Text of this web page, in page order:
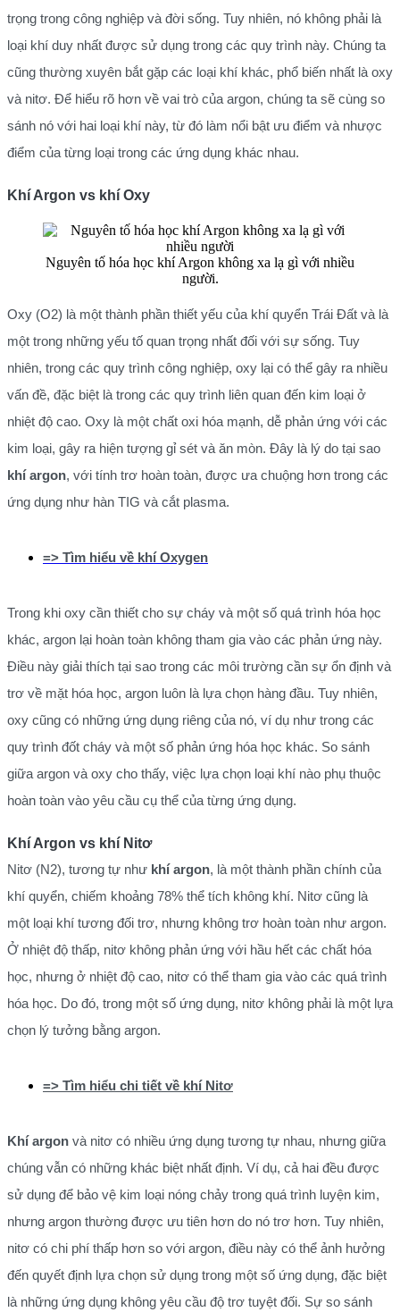
trọng trong công nghiệp và đời sống. Tuy nhiên, nó không phải là
loại khí duy nhất được sử dụng trong các quy trình này. Chúng ta
cũng thường xuyên bắt gặp các loại khí khác, phổ biến nhất là oxy
và nitơ. Để hiểu rõ hơn về vai trò của argon, chúng ta sẽ cùng so
sánh nó với hai loại khí này, từ đó làm nổi bật ưu điểm và nhược
điểm của từng loại trong các ứng dụng khác nhau.
Khí Argon vs khí Oxy
Nguyên tố hóa học khí Argon không xa lạ gì với nhiều
người.
Oxy (O2) là một thành phần thiết yếu của khí quyển Trái Đất và là
một trong những yếu tố quan trọng nhất đối với sự sống. Tuy
nhiên, trong các quy trình công nghiệp, oxy lại có thể gây ra nhiều
vấn đề, đặc biệt là trong các quy trình liên quan đến kim loại ở
nhiệt độ cao. Oxy là một chất oxi hóa mạnh, dễ phản ứng với các
kim loại, gây ra hiện tượng gỉ sét và ăn mòn. Đây là lý do tại sao
khí argon, với tính trơ hoàn toàn, được ưa chuộng hơn trong các
ứng dụng như hàn TIG và cắt plasma.
=> Tìm hiểu về khí Oxygen
Trong khi oxy cần thiết cho sự cháy và một số quá trình hóa học
khác, argon lại hoàn toàn không tham gia vào các phản ứng này.
Điều này giải thích tại sao trong các môi trường cần sự ổn định và
trơ về mặt hóa học, argon luôn là lựa chọn hàng đầu. Tuy nhiên,
oxy cũng có những ứng dụng riêng của nó, ví dụ như trong các
quy trình đốt cháy và một số phản ứng hóa học khác. So sánh
giữa argon và oxy cho thấy, việc lựa chọn loại khí nào phụ thuộc
hoàn toàn vào yêu cầu cụ thể của từng ứng dụng.
Khí Argon vs khí Nitơ
Nitơ (N2), tương tự như khí argon, là một thành phần chính của
khí quyển, chiếm khoảng 78% thể tích không khí. Nitơ cũng là
một loại khí tương đối trơ, nhưng không trơ hoàn toàn như argon.
Ở nhiệt độ thấp, nitơ không phản ứng với hầu hết các chất hóa
học, nhưng ở nhiệt độ cao, nitơ có thể tham gia vào các quá trình
hóa học. Do đó, trong một số ứng dụng, nitơ không phải là một lựa
chọn lý tưởng bằng argon.
=> Tìm hiểu chi tiết về khí Nitơ
Khí argon và nitơ có nhiều ứng dụng tương tự nhau, nhưng giữa
chúng vẫn có những khác biệt nhất định. Ví dụ, cả hai đều được
sử dụng để bảo vệ kim loại nóng chảy trong quá trình luyện kim,
nhưng argon thường được ưu tiên hơn do nó trơ hơn. Tuy nhiên,
nitơ có chi phí thấp hơn so với argon, điều này có thể ảnh hưởng
đến quyết định lựa chọn sử dụng trong một số ứng dụng, đặc biệt
là những ứng dụng không yêu cầu độ trơ tuyệt đối. Sự so sánh